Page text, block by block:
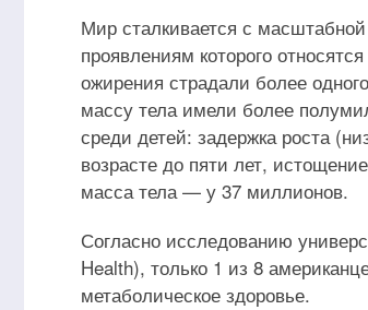
Мир сталкивается с
проявлениям которого
ожирения страдали более
массу тела имели более
среди детей: задержка роста
возрасте до пяти лет,
масса тела — у 37 миллионов.
Согласно исследованию
Health), только 1 из 8
метаболическое здоровье.